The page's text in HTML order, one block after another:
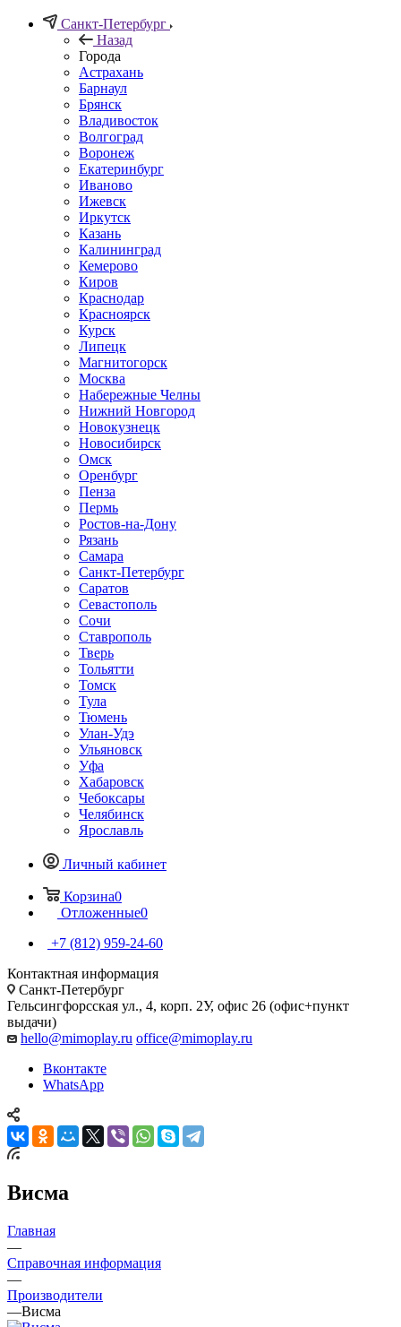
Санкт-Петербург
Назад
Города
Астрахань
Барнаул
Брянск
Владивосток
Волгоград
Воронеж
Екатеринбург
Иваново
Ижевск
Иркутск
Казань
Калининград
Кемерово
Киров
Краснодар
Красноярск
Курск
Липецк
Магнитогорск
Москва
Набережные Челны
Нижний Новгород
Новокузнецк
Новосибирск
Омск
Оренбург
Пенза
Пермь
Ростов-на-Дону
Рязань
Самара
Санкт-Петербург
Саратов
Севастополь
Сочи
Ставрополь
Тверь
Тольятти
Томск
Тула
Тюмень
Улан-Удэ
Ульяновск
Уфа
Хабаровск
Чебоксары
Челябинск
Ярославль
Личный кабинет
Корзина0
Отложенные0
+7 (812) 959-24-60
Контактная информация
Санкт-Петербург
Гельсингфорсская ул., 4, корп. 2У, офис 26 (офис+пункт
выдачи)
hello@mimoplay.ru office@mimoplay.ru
Вконтакте
WhatsApp
Висма
Главная
—
Справочная информация
—
Производители
—Висма